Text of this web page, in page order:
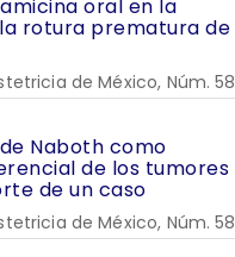
oral en la
rotura prematura de
de México, Núm. 58
Naboth como
de los tumores
de un caso
de México, Núm. 58